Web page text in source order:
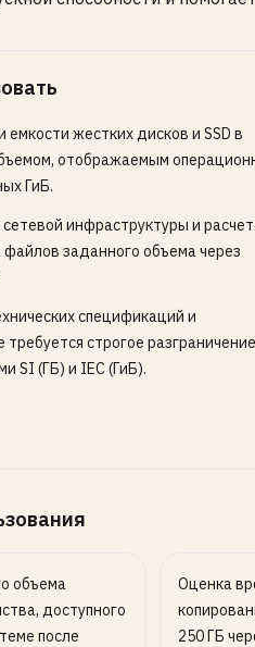
емкости жестких дисков и SSD в
отображаемым
ГиБ.
инфраструктуры и
заданного объема через
спецификаций и
строгое разграничение
SI (ГБ) и IEC (ГиБ).
объема
доступного
после
Оценка
250 ГБ